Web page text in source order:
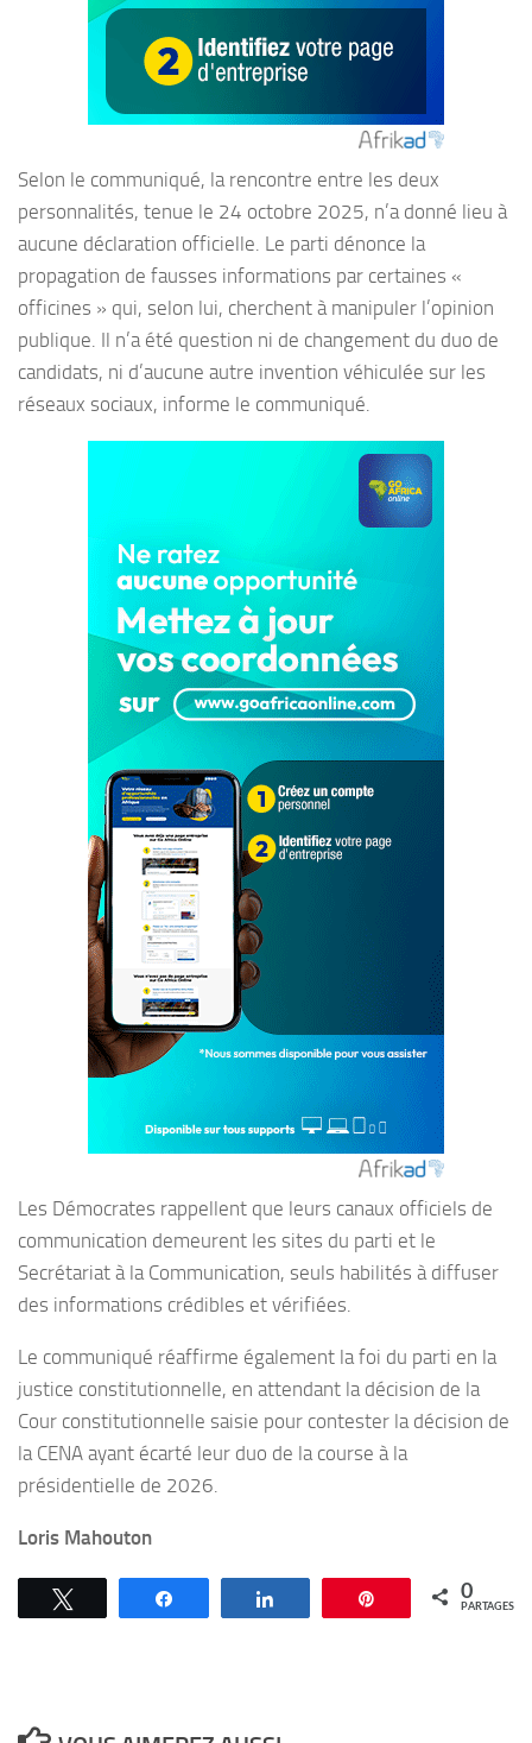
Selon le communiqué, la rencontre entre les deux
personnalités, tenue le 24 octobre 2025, n’a donné lieu à
aucune déclaration officielle. Le parti dénonce la
propagation de fausses informations par certaines «
officines » qui, selon lui, cherchent à manipuler l’opinion
publique. Il n’a été question ni de changement du duo de
candidats, ni d’aucune autre invention véhiculée sur les
réseaux sociaux, informe le communiqué.
Les Démocrates rappellent que leurs canaux officiels de
communication demeurent les sites du parti et le
Secrétariat à la Communication, seuls habilités à diffuser
des informations crédibles et vérifiées.
Le communiqué réaffirme également la foi du parti en la
justice constitutionnelle, en attendant la décision de la
Cour constitutionnelle saisie pour contester la décision de
la CENA ayant écarté leur duo de la course à la
présidentielle de 2026.
Loris Mahouton
Épingle 0
PARTAGES